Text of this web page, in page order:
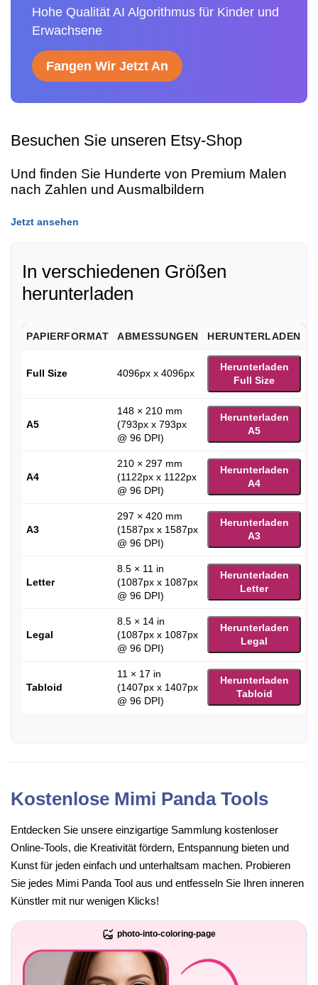
Hohe Qualität AI Algorithmus für Kinder und
Erwachsene
Fangen Wir Jetzt An
Besuchen Sie unseren Etsy-Shop
Und finden Sie Hunderte von Premium Malen
nach Zahlen und Ausmalbildern
Jetzt ansehen
In verschiedenen Größen
herunterladen
PAPIERFORMAT ABMESSUNGEN HERUNTERLADEN
Full Size 4096px x 4096px
Herunterladen
Full Size
A5
148 × 210 mm
(793px x 793px
@ 96 DPI)
Herunterladen
A5
A4
210 × 297 mm
(1122px x 1122px
@ 96 DPI)
Herunterladen
A4
A3
297 × 420 mm
(1587px x 1587px
@ 96 DPI)
Herunterladen
A3
Letter
8.5 × 11 in
(1087px x 1087px
@ 96 DPI)
Herunterladen
Letter
Legal
8.5 × 14 in
(1087px x 1087px
@ 96 DPI)
Herunterladen
Legal
Tabloid
11 × 17 in
(1407px x 1407px
@ 96 DPI)
Herunterladen
Tabloid
Kostenlose Mimi Panda Tools
Entdecken Sie unsere einzigartige Sammlung kostenloser
Online-Tools, die Kreativität fördern, Entspannung bieten und
Kunst für jeden einfach und unterhaltsam machen. Probieren
Sie jedes Mimi Panda Tool aus und entfesseln Sie Ihren inneren
Künstler mit nur wenigen Klicks!
photo-into-coloring-page